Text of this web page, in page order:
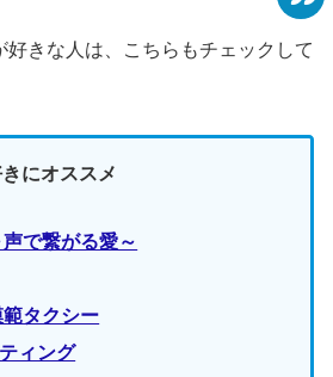
好きな人は、こちらもチェックして
にオススメ
で繋がる愛～
タクシー
ィング